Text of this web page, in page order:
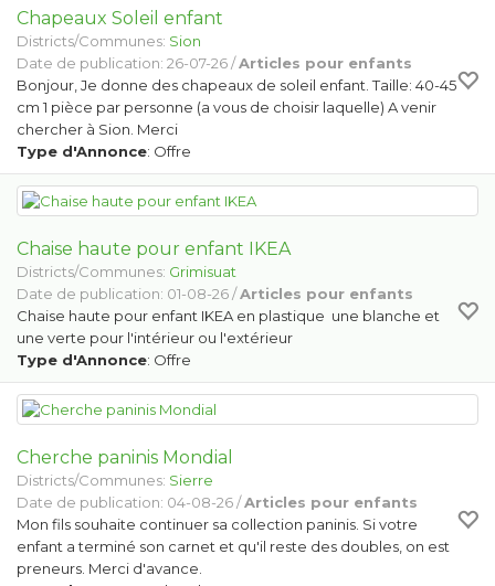
Chapeaux Soleil enfant
Districts/Communes: Sion
Date de publication: 26-07-26 /Articles pour enfants
Bonjour, Je donne des chapeaux de soleil enfant. Taille: 40-45
cm 1 pièce par personne (a vous de choisir laquelle) A venir
chercher à Sion. Merci
Type d'Annonce: Offre
Chaise haute pour enfant IKEA
Districts/Communes: Grimisuat
Date de publication: 01-08-26 /Articles pour enfants
Chaise haute pour enfant IKEA en plastique une blanche et
une verte pour l'intérieur ou l'extérieur
Type d'Annonce: Offre
Cherche paninis Mondial
Districts/Communes: Sierre
Date de publication: 04-08-26 /Articles pour enfants
Mon fils souhaite continuer sa collection paninis. Si votre
enfant a terminé son carnet et qu'il reste des doubles, on est
preneurs. Merci d'avance.